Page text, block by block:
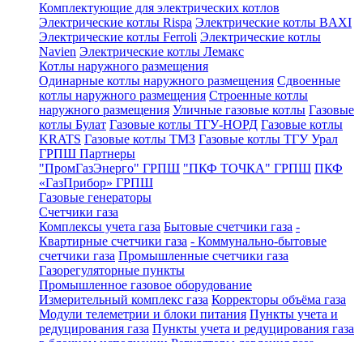
Комплектующие для электрических котлов
Электрические котлы Rispa Электрические котлы BAXI
Электрические котлы Ferroli Электрические котлы
Navien Электрические котлы Лемакс
Котлы наружного размещения
Одинарные котлы наружного размещения Сдвоенные
котлы наружного размещения Строенные котлы
наружного размещения Уличные газовые котлы Газовые
котлы Булат Газовые котлы ТГУ-НОРД Газовые котлы
KRATS Газовые котлы ТМЗ Газовые котлы ТГУ Урал
ГРПШ Партнеры
"ПромГазЭнерго" ГРПШ "ПКФ ТОЧКА" ГРПШ ПКФ
«ГазПрибор» ГРПШ
Газовые генераторы
Счетчики газа
Комплексы учета газа Бытовые счетчики газа -
Квартирные счетчики газа - Коммунально-бытовые
счетчики газа Промышленные счетчики газа
Газорегуляторные пункты
Промышленное газовое оборудование
Измерительный комплекс газа Корректоры объёма газа
Модули телеметрии и блоки питания Пункты учета и
редуцирования газа Пункты учета и редуцирования газа